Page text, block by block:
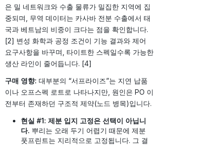
은 밀 네트워크와 수출 물류가 밀집한 지역에 집
중되며, 무역 데이터는 카사바 전분 수출에서 태
국과 베트남의 비중이 크다는 점을 확인합니다.
[2] 변성 화학과 공정 조건이 기능 결과와 제어
요구사항을 바꾸며, 타이트한 스펙일수록 가능한
생산 라인이 줄어듭니다. [4]
구매 영향: 대부분의 “서프라이즈”는 지연 납품
이나 오프스펙 로트로 나타나지만, 원인은 PO 이
전부터 존재하던 구조적 제약(노드 병목)입니다.
현실 #1: 제분 입지 고정은 선택이 아닙니
다. 뿌리는 오래 두기 어렵기 때문에 제분
풋프린트는 지리적으로 고정됩니다. 그 결